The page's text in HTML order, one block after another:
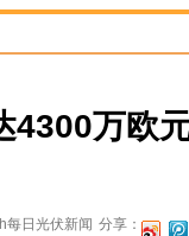
4300万欧
每日光伏新闻 分享：